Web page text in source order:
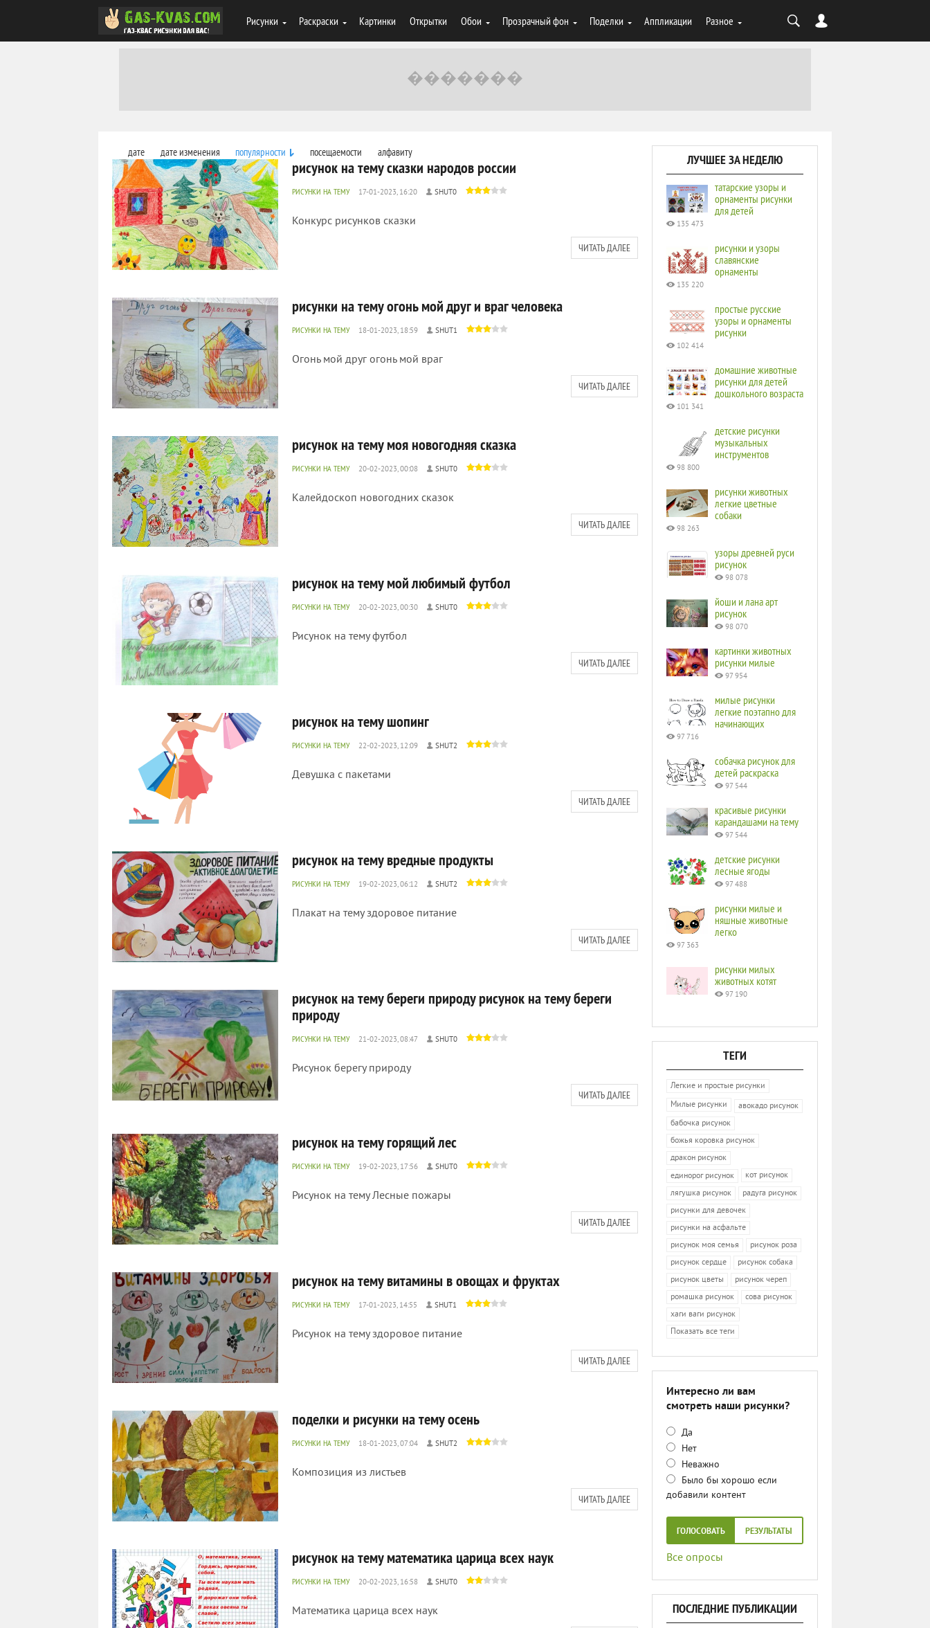
Рисунки Раскраски Картинки Открытки Обои Прозрачный фон Поделки Аппликации Разное
дате дате изменения популярности посещаемости алфавиту
рисунок на тему сказки народов россии
РИСУНКИ НА ТЕМУ 17-01-2023, 16:20 SHUT0
Конкурс рисунков сказки
ЧИТАТЬ ДАЛЕЕ
рисунки на тему огонь мой друг и враг человека
РИСУНКИ НА ТЕМУ 18-01-2023, 18:59 SHUT1
Огонь мой друг огонь мой враг
ЧИТАТЬ ДАЛЕЕ
рисунок на тему моя новогодняя сказка
РИСУНКИ НА ТЕМУ 20-02-2023, 00:08 SHUT0
Калейдоскоп новогодних сказок
ЧИТАТЬ ДАЛЕЕ
рисунок на тему мой любимый футбол
РИСУНКИ НА ТЕМУ 20-02-2023, 00:30 SHUT0
Рисунок на тему футбол
ЧИТАТЬ ДАЛЕЕ
рисунок на тему шопинг
РИСУНКИ НА ТЕМУ 22-02-2023, 12:09 SHUT2
Девушка с пакетами
ЧИТАТЬ ДАЛЕЕ
рисунок на тему вредные продукты
РИСУНКИ НА ТЕМУ 19-02-2023, 06:12 SHUT2
Плакат на тему здоровое питание
ЧИТАТЬ ДАЛЕЕ
рисунок на тему береги природу рисунок на тему береги
природу
РИСУНКИ НА ТЕМУ 21-02-2023, 08:47 SHUT0
Рисунок берегу природу
ЧИТАТЬ ДАЛЕЕ
рисунок на тему горящий лес
РИСУНКИ НА ТЕМУ 19-02-2023, 17:56 SHUT0
Рисунок на тему Лесные пожары
ЧИТАТЬ ДАЛЕЕ
рисунок на тему витамины в овощах и фруктах
РИСУНКИ НА ТЕМУ 17-01-2023, 14:55 SHUT1
Рисунок на тему здоровое питание
ЧИТАТЬ ДАЛЕЕ
поделки и рисунки на тему осень
РИСУНКИ НА ТЕМУ 18-01-2023, 07:04 SHUT2
Композиция из листьев
ЧИТАТЬ ДАЛЕЕ
рисунок на тему математика царица всех наук
РИСУНКИ НА ТЕМУ 20-02-2023, 16:58 SHUT0
Математика царица всех наук
ЛУЧШЕЕ ЗА НЕДЕЛЮ
татарские узоры и
орнаменты рисунки
для детей
135 473
рисунки и узоры
славянские
орнаменты
135 220
простые русские
узоры и орнаменты
рисунки
102 414
домашние животные
рисунки для детей
дошкольного возраста
101 341
детские рисунки
музыкальных
инструментов
98 800
рисунки животных
легкие цветные
собаки
98 263
узоры древней руси
рисунок
98 078
йоши и лана арт
рисунок
98 070
картинки животных
рисунки милые
97 954
милые рисунки
легкие поэтапно для
начинающих
97 716
собачка рисунок для
детей раскраска
97 544
красивые рисунки
карандашами на тему
97 544
детские рисунки
лесные ягоды
97 488
рисунки милые и
няшные животные
легко
97 363
рисунки милых
животных котят
97 190
ТЕГИ
Легкие и простые рисунки
Милые рисунки
авокадо рисунок
бабочка рисунок
божья коровка рисунок
дракон рисунок
единорог рисунок
кот рисунок
лягушка рисунок
радуга рисунок
рисунки для девочек
рисунки на асфальте
рисунок моя семья
рисунок роза
рисунок сердце
рисунок собака
рисунок цветы
рисунок череп
ромашка рисунок
сова рисунок
хаги ваги рисунок
Показать все теги
Интересно ли вам
смотреть наши рисунки?
Да
Нет
Неважно
Было бы хорошо если
добавили контент
ГОЛОСОВАТЬ РЕЗУЛЬТАТЫ
Все опросы
ПОСЛЕДНИЕ ПУБЛИКАЦИИ